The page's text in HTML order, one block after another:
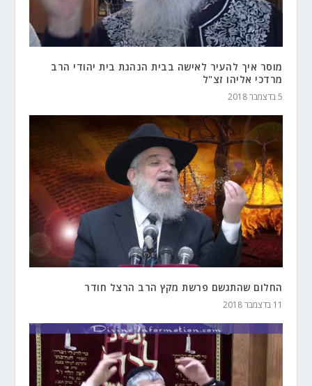
מוסר איך להעיר לאישה בבית הנהגת בית יהודי הרב
מרדכי אליהו זצ"ל
5 בדצמבר 2018
החלום שהתגשם פרשת מקץ הרב הרצל חודר
11 בדצמבר 2018